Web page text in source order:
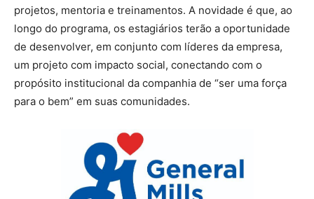
projetos, mentoria e treinamentos. A novidade é que, ao
longo do programa, os estagiários terão a oportunidade
de desenvolver, em conjunto com líderes da empresa,
um projeto com impacto social, conectando com o
propósito institucional da companhia de “ser uma força
para o bem” em suas comunidades.